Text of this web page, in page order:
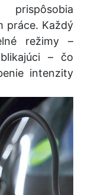
práce. Každý
režimy –
– čo
intenzity